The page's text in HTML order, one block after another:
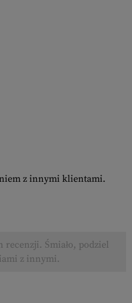
z innymi klientami.
recenzji. Śmiało, podziel
z innymi.